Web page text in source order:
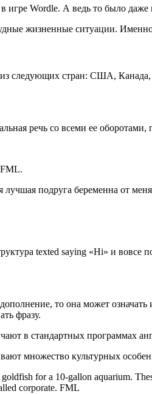
Wordle. А ведь то было
жизненные ситуации.
следующих стран: США, Канада,
речь со всеми ее
лучшая подруга беременна от
texted saying «Hi» и вовсе
то она может
фразу.
в стандартных программах
множество культурных
for a 10-gallon aquarium.
corporate. FML